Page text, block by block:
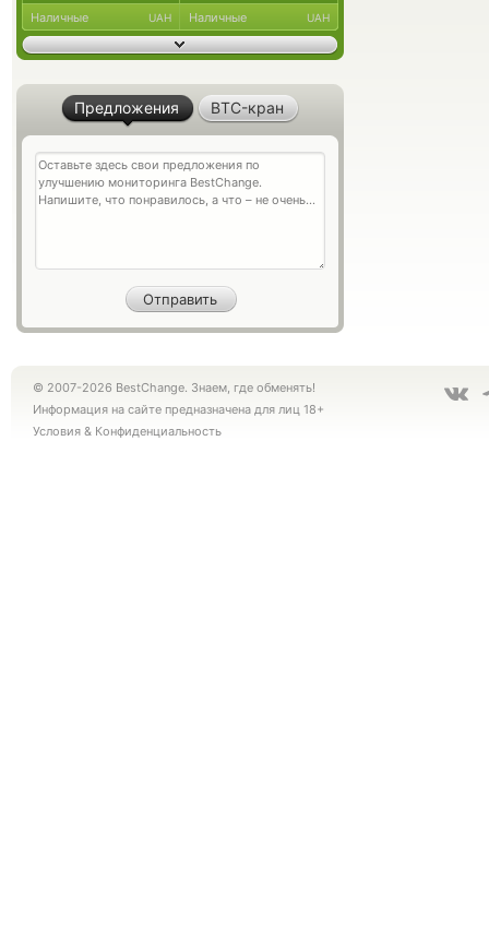
Наличные UAH Наличные UAH
Предложения BTC-кран
© 2007-2026 BestChange. Знаем, где обменять!
Информация на сайте предназначена для лиц 18+
Условия & Конфиденциальность